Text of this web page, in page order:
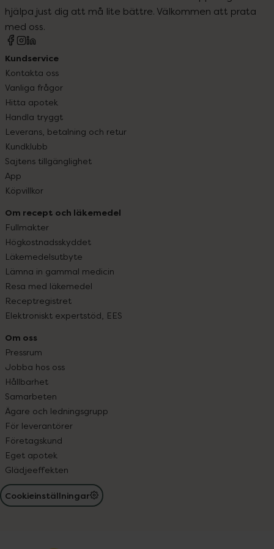
hjälpa just dig att må lite bättre. Välkommen att prata
med oss.
Kundservice
Kontakta oss
Vanliga frågor
Hitta apotek
Handla tryggt
Leverans, betalning och retur
Kundklubb
Sajtens tillgänglighet
App
Köpvillkor
Om recept och läkemedel
Fullmakter
Högkostnadsskyddet
Läkemedelsutbyte
Lämna in gammal medicin
Resa med läkemedel
Receptregistret
Elektroniskt expertstöd, EES
Om oss
Pressrum
Jobba hos oss
Hållbarhet
Samarbeten
Ägare och ledningsgrupp
För leverantörer
Företagskund
Eget apotek
Glädjeeffekten
Cookieinställningar